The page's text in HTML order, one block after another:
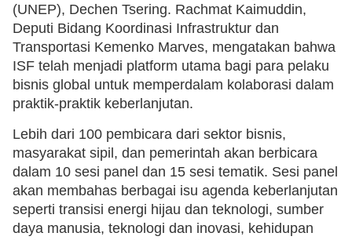
(UNEP), Dechen Tsering. Rachmat Kaimuddin,
Deputi Bidang Koordinasi Infrastruktur dan
Transportasi Kemenko Marves, mengatakan bahwa
ISF telah menjadi platform utama bagi para pelaku
bisnis global untuk memperdalam kolaborasi dalam
praktik-praktik keberlanjutan.
Lebih dari 100 pembicara dari sektor bisnis,
masyarakat sipil, dan pemerintah akan berbicara
dalam 10 sesi panel dan 15 sesi tematik. Sesi panel
akan membahas berbagai isu agenda keberlanjutan
seperti transisi energi hijau dan teknologi, sumber
daya manusia, teknologi dan inovasi, kehidupan